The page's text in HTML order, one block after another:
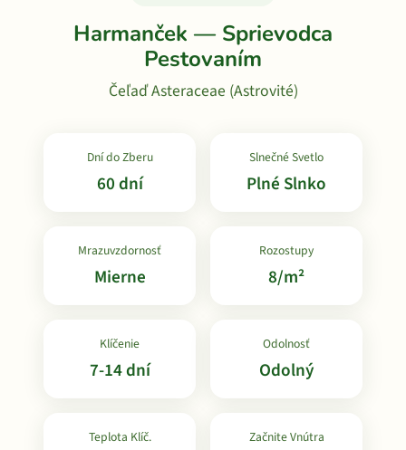
Harmanček — Sprievodca
Pestovaním
Čeľaď Asteraceae (Astrovité)
Dní do Zberu
60 dní
Slnečné Svetlo
Plné Slnko
Mrazuvzdornosť
Mierne
Rozostupy
8/m²
Klíčenie
7-14 dní
Odolnosť
Odolný
Teplota Klíč. Začnite Vnútra